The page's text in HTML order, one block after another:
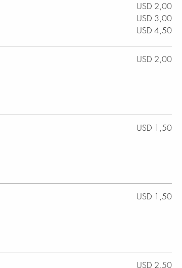
USD 2,00
USD 3,00
USD 4,50
USD 2,00
USD 1,50
USD 1,50
USD 2,50